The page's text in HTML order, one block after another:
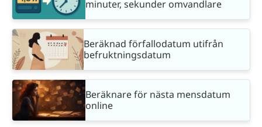
minuter, sekunder omvandlare
Beräknad förfallodatum utifrån
befruktningsdatum
Beräknare för nästa mensdatum
online